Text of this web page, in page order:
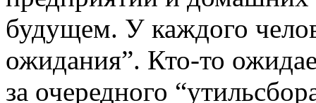
будущем. У каждого
ожидания”. Кто-то
за очередного